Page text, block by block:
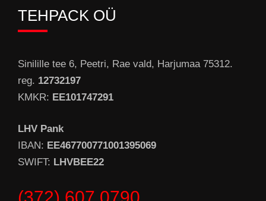
TEHPACK OÜ
Sinilille tee 6, Peetri, Rae vald, Harjumaa 75312.
reg. 12732197
KMKR: EE101747291
LHV Pank
IBAN: EE467700771001395069
SWIFT: LHVBEE22
(372) 607 0790